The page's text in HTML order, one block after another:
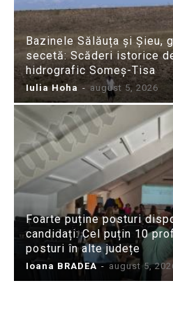
Bazinele Sălăuța și Șieu,
secetă: Scăderi istorice
hidrografic Someș-Tisa
Iulia Hoha - august 5, 2026
Foarte puține posturi
candidați: Cel puțin 10
posturi în alte județe
Ioana BRADEA - august 5,